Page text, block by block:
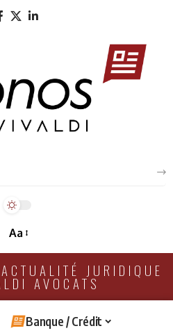
Aa
JURIDIQUE
AVOCATS
Banque / Crédit